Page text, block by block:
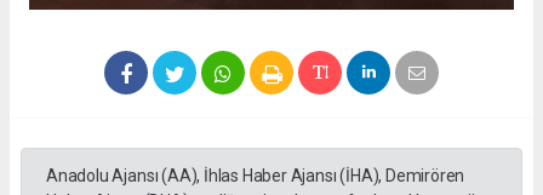
Anadolu Ajansı (AA), İhlas Haber Ajansı (İHA), Demirören